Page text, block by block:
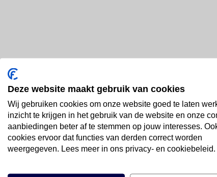
Bel ons
088 66 55 999
Mail ons
Deze website maakt gebruik van cookies
Wij gebruiken cookies om onze website goed te laten
inzicht te krijgen in het gebruik van de website en onze
aanbiedingen beter af te stemmen op jouw interesses.
cookies ervoor dat functies van derden correct worden
weergegeven. Lees meer in ons privacy- en cookiebeleid.